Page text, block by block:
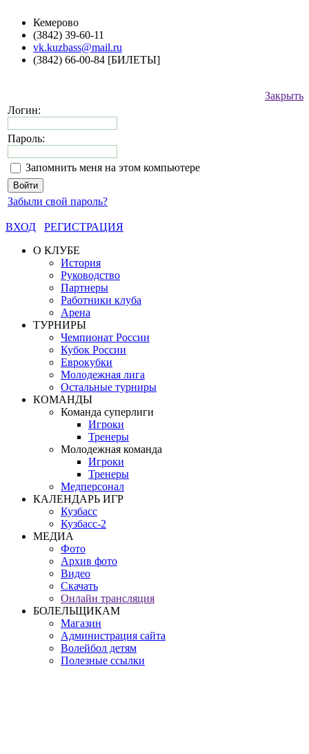
Кемерово
(3842) 39-60-11
vk.kuzbass@mail.ru
(3842) 66-00-84 [БИЛЕТЫ]
Закрыть
Логин:
Пароль:
Запомнить меня на этом компьютере
Забыли свой пароль?
ВХОД
РЕГИСТРАЦИЯ
О КЛУБЕ
История
Руководство
Партнеры
Работники клуба
Арена
ТУРНИРЫ
Чемпионат России
Кубок России
Еврокубки
Молодежная лига
Остальные турниры
КОМАНДЫ
Команда суперлиги
Игроки
Тренеры
Молодежная команда
Игроки
Тренеры
Медперсонал
КАЛЕНДАРЬ ИГР
Кузбасс
Кузбасс-2
МЕДИА
Фото
Архив фото
Видео
Скачать
Онлайн трансляция
БОЛЕЛЬЩИКАМ
Магазин
Администрация сайта
Волейбол детям
Полезные ссылки